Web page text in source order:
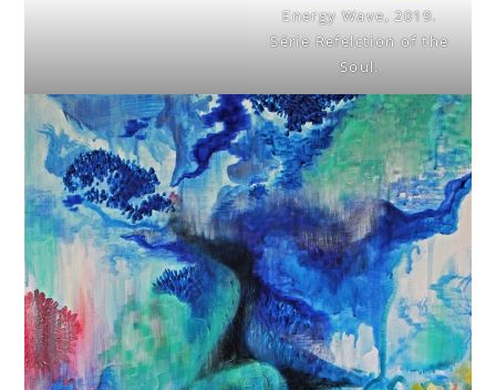
Energy Wave, 2019.
Série Refelction of the
Soul.